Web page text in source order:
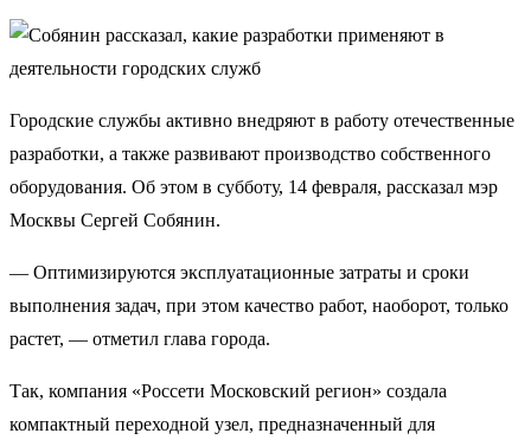
Городские службы активно внедряют в работу отечественные
разработки, а также развивают производство собственного
оборудования. Об этом в субботу, 14 февраля, рассказал мэр
Москвы Сергей Собянин.
— Оптимизируются эксплуатационные затраты и сроки
выполнения задач, при этом качество работ, наоборот, только
растет, — отметил глава города.
Так, компания «Россети Московский регион» создала
компактный переходной узел, предназначенный для